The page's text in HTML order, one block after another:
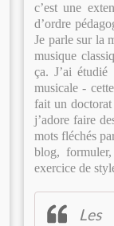
c’est une
d’ordre
Je parle sur la
musique
ça. J’ai
musicale -
fait un doctorat
j’adore faire
mots fléchés
blog,
exercice de
Les